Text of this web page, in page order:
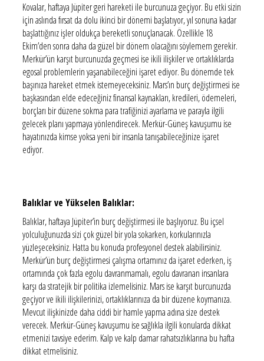
Kovalar, haftaya Jüpiter geri hareketi ile burcunuza geçiyor. Bu etki sizin
için aslında fırsat da dolu ikinci bir dönemi başlatıyor, yıl sonuna kadar
başlattığınız işler oldukça bereketli sonuçlanacak. Özellikle 18
Ekim’den sonra daha da güzel bir dönem olacağını söylemem gerekir.
Merkür’ün karşıt burcunuzda geçmesi ise ikili ilişkiler ve ortaklıklarda
egosal problemlerin yaşanabileceğini işaret ediyor. Bu dönemde tek
başınıza hareket etmek istemeyeceksiniz. Mars’ın burç değiştirmesi ise
başkasından elde edeceğiniz finansal kaynakları, kredileri, ödemeleri,
borçları bir düzene sokma para trafiğinizi ayarlama ve parayla ilgili
gelecek planı yapmaya yönlendirecek. Merkür-Güneş kavuşumu ise
hayatınızda kimse yoksa yeni bir insanla tanışabileceğinize işaret
ediyor.
Balıklar ve Yükselen Balıklar:
Balıklar, haftaya Jüpiter’in burç değiştirmesi ile başlıyoruz. Bu içsel
yolculuğunuzda sizi çok güzel bir yola sokarken, korkularınızla
yüzleşeceksiniz. Hatta bu konuda profesyonel destek alabilirsiniz.
Merkür’ün burç değiştirmesi çalışma ortamınız da işaret ederken, iş
ortamında çok fazla egolu davranmamalı, egolu davranan insanlara
karşı da stratejik bir politika izlemelisiniz. Mars ise karşıt burcunuzda
geçiyor ve ikili ilişkilerinizi, ortaklıklarınıza da bir düzene koymanıza.
Mevcut ilişkinizde daha ciddi bir hamle yapma adına size destek
verecek. Merkür-Güneş kavuşumu ise sağlıkla ilgili konularda dikkat
etmenizi tavsiye ederim. Kalp ve kalp damar rahatsızlıklarına bu hafta
dikkat etmelisiniz.